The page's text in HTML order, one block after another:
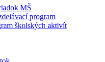
MŠ
program
školských aktivít